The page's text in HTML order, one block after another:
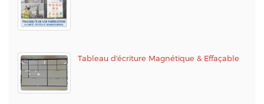
Tableau d'écriture Magnétique & Effaçable